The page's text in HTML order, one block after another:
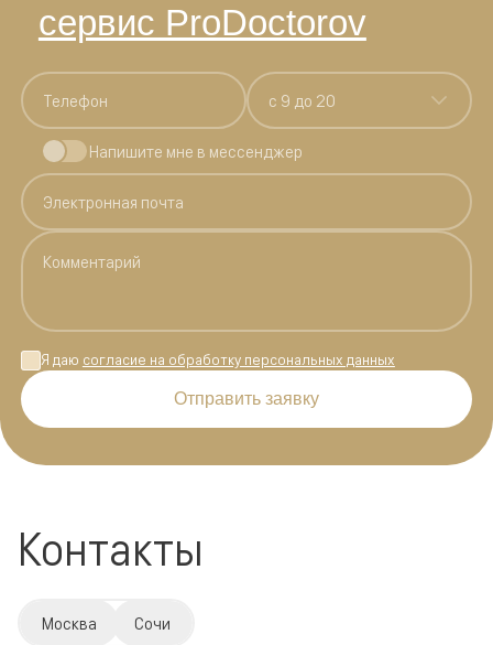
сервис ProDoctorov
c 9 до 20
Напишите мне в мессенджер
Я даю согласие на обработку персональных данных
Отправить заявку
Контакты
Москва Сочи